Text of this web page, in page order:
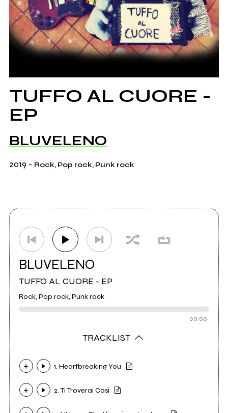
TUFFO AL CUORE -
EP
BLUVELENO
2019 - Rock, Pop rock, Punk rock
BLUVELENO
TUFFO AL CUORE - EP
Rock, Pop rock, Punk rock
00:00
TRACKLIST
1. Heartbreaking You
2. Ti Troverai Così